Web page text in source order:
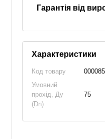
Гарантія від
Характеристики
Код товару
Умовний
прохід, Ду
(Dn)
75